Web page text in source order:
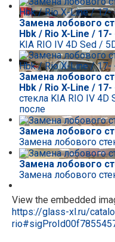
Замена лобового
Hbk / Rio X-Line / 17-
KIA RIO IV 4D Sed /
Замена лобового
Hbk / Rio X-Line / 17-
стекла KIA RIO IV
после
Замена лобового
Замена лобового
Замена лобового
Замена лобового
View the embedded
https://glass-xl.ru/